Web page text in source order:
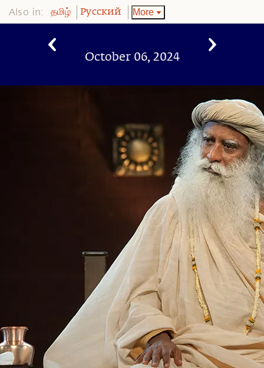
Also in: தமிழ் Pусский More
October 06, 2024